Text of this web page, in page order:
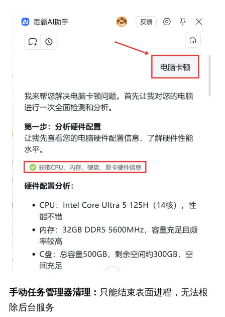
手动任务管理器清理： 只能结束表面进程，无法根
除后台服务